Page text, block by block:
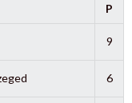
P
9
6